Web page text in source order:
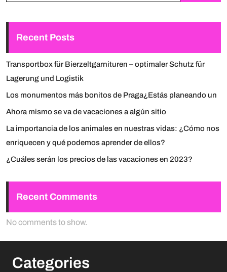
Recent Posts
Transportbox für Bierzeltgarnituren – optimaler Schutz für
Lagerung und Logistik
Los monumentos más bonitos de Praga¿Estás planeando un
Ahora mismo se va de vacaciones a algún sitio
La importancia de los animales en nuestras vidas: ¿Cómo nos
enriquecen y qué podemos aprender de ellos?
¿Cuáles serán los precios de las vacaciones en 2023?
Recent Comments
No comments to show.
Categories